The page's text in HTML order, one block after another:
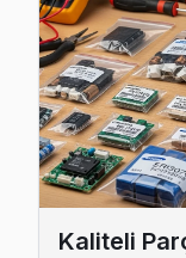
Üsküplü
Üsküplü'de
Yumatu
Şile Yumatu
Şile bölgesine
Kaliteli